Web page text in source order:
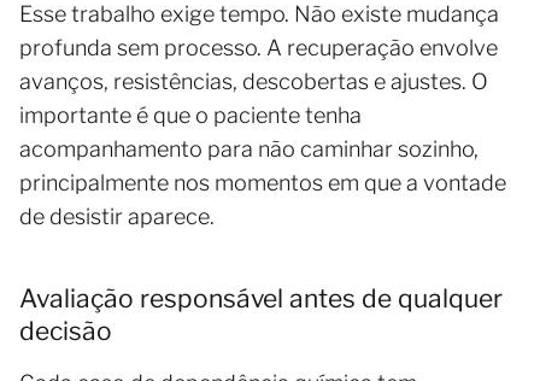
Esse trabalho exige tempo. Não existe mudança
profunda sem processo. A recuperação envolve
avanços, resistências, descobertas e ajustes. O
importante é que o paciente tenha
acompanhamento para não caminhar sozinho,
principalmente nos momentos em que a vontade
de desistir aparece.
Avaliação responsável antes de qualquer
decisão